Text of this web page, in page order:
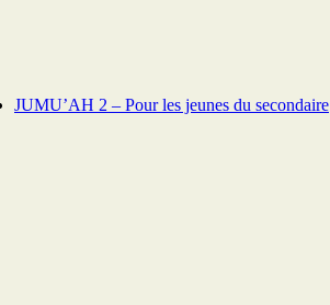
JUMU’AH 2 – Pour les jeunes du secondaire